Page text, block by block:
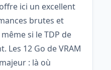
ici un excellent
brutes et
si le TDP de
Les 12 Go de VRAM
: là où